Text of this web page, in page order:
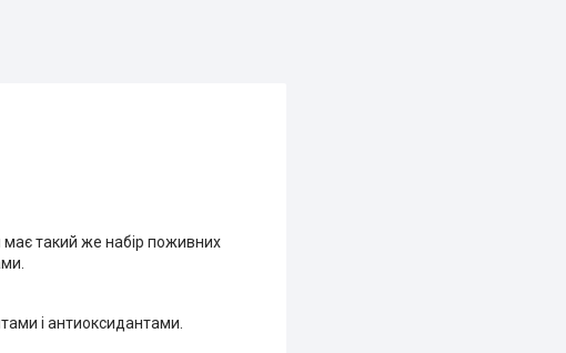
має такий же набір поживних
і антиоксидантами.